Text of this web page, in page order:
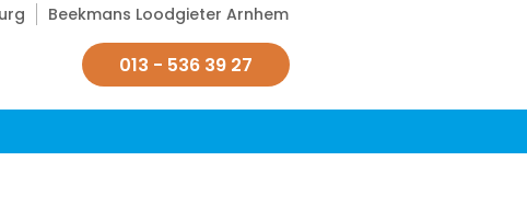
Beekmans Loodgieter Arnhem
013 - 536 39 27